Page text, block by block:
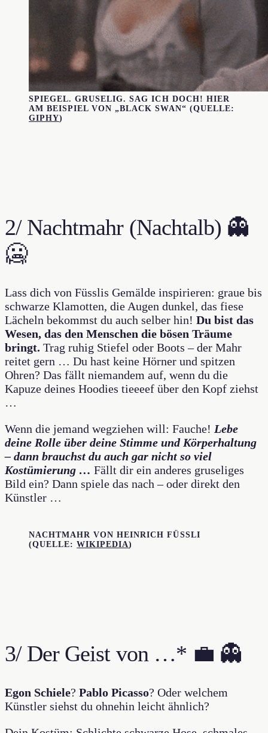
SPIEGEL. GRUSELIG. SAG ICH DOCH! HIER
AM BEISPIEL VON „BLACK SWAN“ (QUELLE:
GIPHY)
2/ Nachtmahr (Nachtalb) 👻
🥶
Lass dich von Füsslis Gemälde inspirieren: graue bis
schwarze Klamotten, die Augen dunkel, das fiese
Lächeln bekommst du auch selber hin! Du bist das
Wesen, das den Menschen die bösen Träume
bringt. Trag ruhig Stiefel oder Boots – der Mahr
reitet gern … Du hast keine Hörner und spitzen
Ohren? Das fällt niemandem auf, wenn du die
Kapuze deines Hoodies tieeeef über den Kopf ziehst
…
Wenn die jemand wegziehen will: Fauche! Lebe
deine Rolle über deine Stimme und Körperhaltung
– dann brauchst du auch gar nicht so viel
Kostümierung … Fällt dir ein anderes gruseliges
Bild ein? Dann spiele das nach – oder direkt den
Künstler …
NACHTMAHR VON HEINRICH FÜSSLI
(QUELLE:WIKIPEDIA)
3/ Der Geist von …* 💼 👻
Egon Schiele? Pablo Picasso? Oder welchem
Künstler siehst du ohnehin leicht ähnlich?